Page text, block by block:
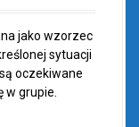
jako wzorzec
sytuacji
oczekiwane
grupie.